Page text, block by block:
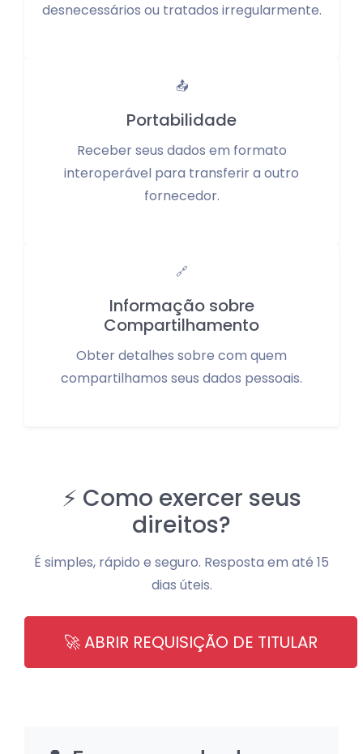
desnecessários ou tratados irregularmente.
📤
Portabilidade
Receber seus dados em formato
interoperável para transferir a outro
fornecedor.
🔗
Informação sobre
Compartilhamento
Obter detalhes sobre com quem
compartilhamos seus dados pessoais.
⚡ Como exercer seus
direitos?
É simples, rápido e seguro. Resposta em até 15
dias úteis.
🚀 ABRIR REQUISIÇÃO DE TITULAR